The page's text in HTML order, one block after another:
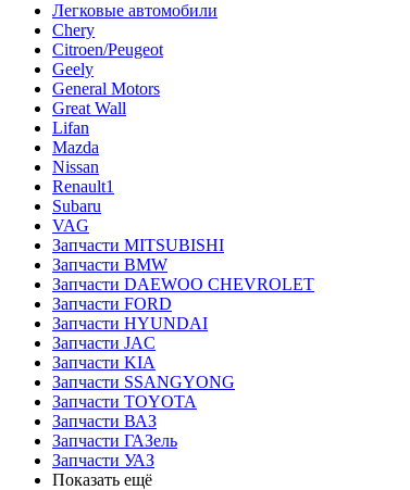
Легковые автомобили
Chery
Citroen/Peugeot
Geely
General Motors
Great Wall
Lifan
Mazda
Nissan
Renault1
Subaru
VAG
Запчасти MITSUBISHI
Запчасти BMW
Запчасти DAEWOO CHEVROLET
Запчасти FORD
Запчасти HYUNDAI
Запчасти JAC
Запчасти KIA
Запчасти SSANGYONG
Запчасти TOYOTA
Запчасти ВАЗ
Запчасти ГАЗель
Запчасти УАЗ
Показать ещё